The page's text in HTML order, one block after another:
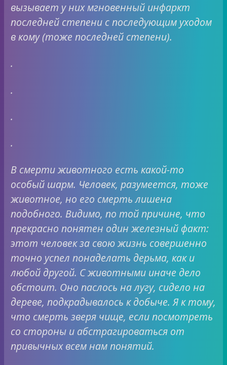
вызывает у них мгновенный инфаркт
последней степени с последующим уходом
в кому (тоже последней степени).
.
.
.
.
В смерти животного есть какой-то
особый шарм. Человек, разумеется, тоже
животное, но его смерть лишена
подобного. Видимо, по той причине, что
прекрасно понятен один железный факт:
этот человек за свою жизнь совершенно
точно успел понаделать дерьма, как и
любой другой. С животными иначе дело
обстоит. Оно паслось на лугу, сидело на
дереве, подкрадывалось к добыче. Я к тому,
что смерть зверя чище, если посмотреть
со стороны и абстрагироваться от
привычных всем нам понятий.